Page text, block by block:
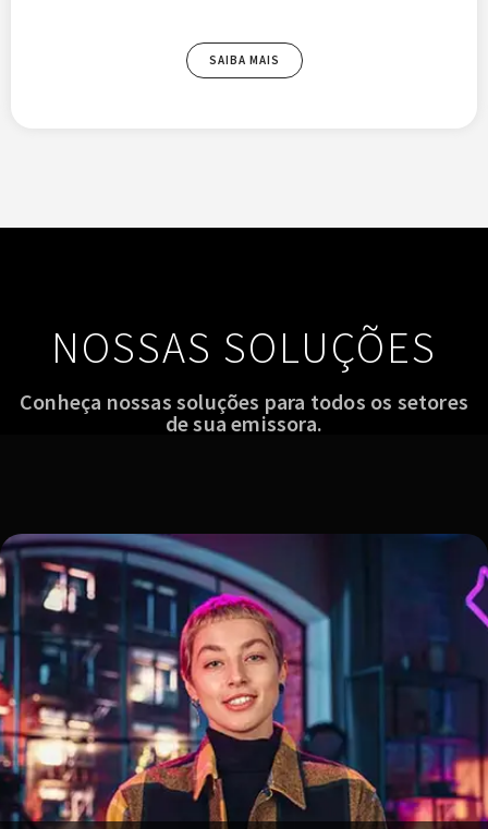
SAIBA MAIS
NOSSAS SOLUÇÕES
Conheça nossas soluções para todos os setores
de sua emissora.